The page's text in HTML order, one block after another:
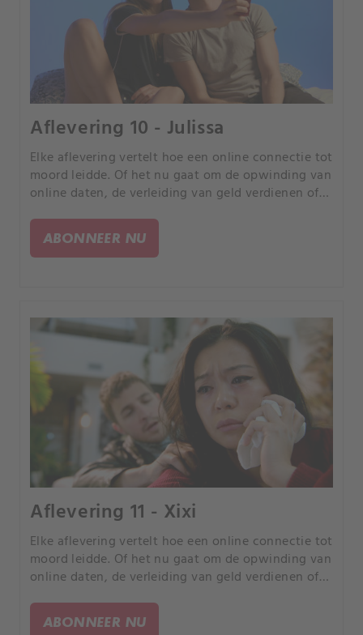
Aflevering 10 - Julissa
Elke aflevering vertelt hoe een online connectie tot
moord leidde. Of het nu gaat om de opwinding van
online daten, de verleiding van geld verdienen of
anders, maar iedereen heeft een tragisch einde.
ABONNEER NU
Aflevering 11 - Xixi
Elke aflevering vertelt hoe een online connectie tot
moord leidde. Of het nu gaat om de opwinding van
online daten, de verleiding van geld verdienen of
anders, maar iedereen heeft een tragisch einde.
ABONNEER NU